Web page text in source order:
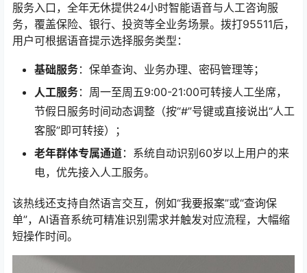
服务入口，全年无休提供24小时智能语音与人工咨询服
务，覆盖保险、银行、投资等全业务场景。拨打95511后，
用户可根据语音提示选择服务类型：
基础服务：保单查询、业务办理、密码管理等；
人工服务：周一至周五9:00-21:00可转接人工坐席，
节假日服务时间动态调整（按“#”号键或直接说出“人工
客服”即可转接）；
老年群体专属通道：系统自动识别60岁以上用户的来
电，优先接入人工服务。
该热线还支持自然语言交互，例如“我要报案”或“查询保
单”，AI语音系统可精准识别需求并触发对应流程，大幅缩
短操作时间。